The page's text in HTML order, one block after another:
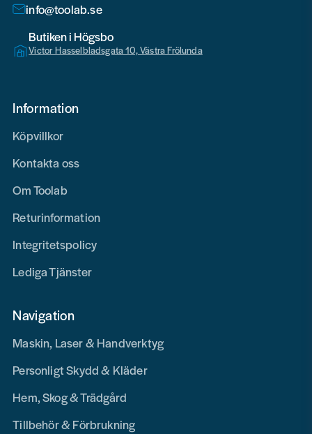
info@toolab.se
Butiken i Högsbo
Victor Hasselbladsgata 10, Västra Frölunda
Information
Köpvillkor
Kontakta oss
Om Toolab
Returinformation
Integritetspolicy
Lediga Tjänster
Navigation
Maskin, Laser & Handverktyg
Personligt Skydd & Kläder
Hem, Skog & Trädgård
Tillbehör & Förbrukning